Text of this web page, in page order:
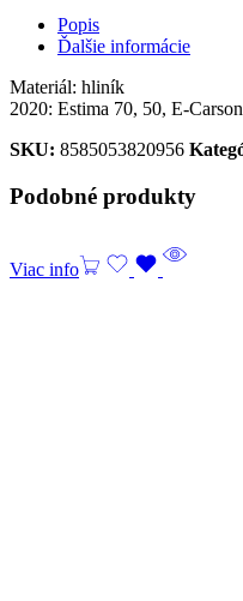
Popis
Ďalšie informácie
Materiál: hliník
2020: Estima 70, 50, E-
SKU: 8585053820956
Podobné produkty
Viac info